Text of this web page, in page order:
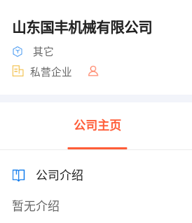
山东国丰机械有限公司
其它
私营企业
公司主页
公司介绍
暂无介绍